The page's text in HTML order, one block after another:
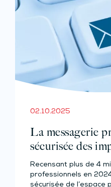
02.10.2025
La messagerie
sécurisée des
rentrée !
Recensant plus de 4
professionnels en
sécurisée de l’espace